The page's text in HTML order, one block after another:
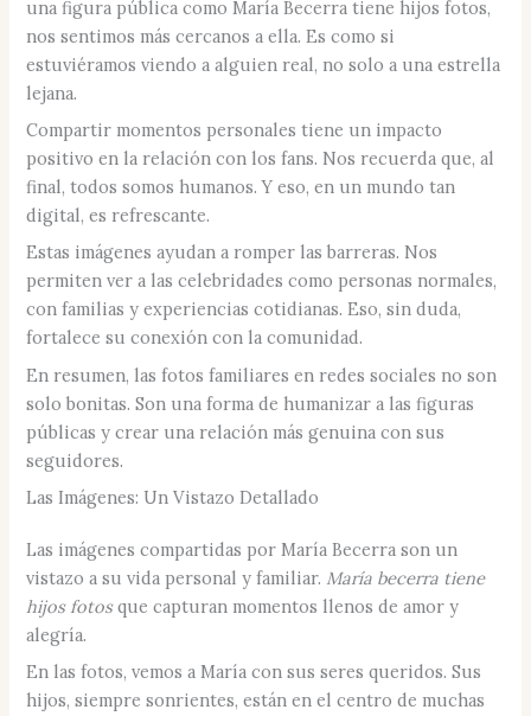
una figura pública como María Becerra tiene hijos fotos,
nos sentimos más cercanos a ella. Es como si
estuviéramos viendo a alguien real, no solo a una estrella
lejana.
Compartir momentos personales tiene un impacto
positivo en la relación con los fans. Nos recuerda que, al
final, todos somos humanos. Y eso, en un mundo tan
digital, es refrescante.
Estas imágenes ayudan a romper las barreras. Nos
permiten ver a las celebridades como personas normales,
con familias y experiencias cotidianas. Eso, sin duda,
fortalece su conexión con la comunidad.
En resumen, las fotos familiares en redes sociales no son
solo bonitas. Son una forma de humanizar a las figuras
públicas y crear una relación más genuina con sus
seguidores.
Las Imágenes: Un Vistazo Detallado
Las imágenes compartidas por María Becerra son un
vistazo a su vida personal y familiar. María becerra tiene
hijos fotosque capturan momentos llenos de amor y
alegría.
En las fotos, vemos a María con sus seres queridos. Sus
hijos, siempre sonrientes, están en el centro de muchas